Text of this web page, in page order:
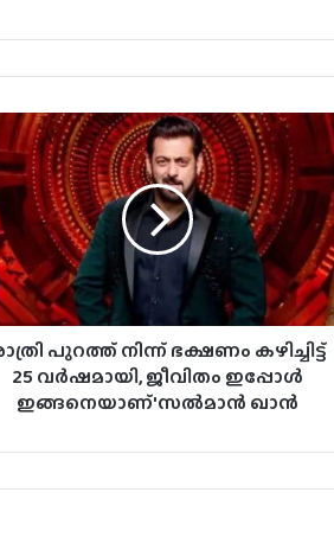
പുറത്ത് നിന്ന് ഭക്ഷണം കഴിച്ചിട്ട്
25 വര്‍ഷമായി, ജീവിതം ഇപ്പോള്‍
ഇങ്ങനെയാണ്'സല്‍മാന്‍ ഖാന്‍